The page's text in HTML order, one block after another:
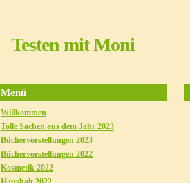
Testen mit Moni
Menü
Willkommen
Tolle Sachen aus dem Jahr 2023
Büchervorstellungen 2023
Büchervorstellungen 2022
Kosmetik 2022